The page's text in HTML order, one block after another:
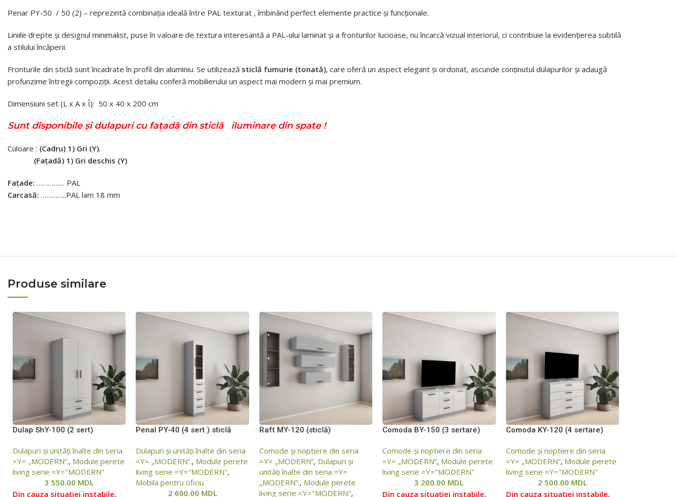
Penar PY-50 / 50 (2) – reprezintă combinația ideală între PAL texturat , îmbinând perfect elemente practice și funcționale.
Liniile drepte și designul minimalist, puse în valoare de textura interesantă a PAL-ului laminat și a fronturilor lucioase, nu încarcă vizual interiorul, ci contribuie la evidențierea subtilă
a stilului încăperii.
Fronturile din sticlă sunt încadrate în profil din aluminiu. Se utilizează sticlă fumurie (tonată), care oferă un aspect elegant și ordonat, ascunde conținutul dulapurilor și adaugă
profunzime întregii compoziții. Acest detaliu conferă mobilierului un aspect mai modern și mai premium.
Dimensiuni set (L x A x Î): 50 x 40 x 200 cm
Sunt disponibile și dulapuri cu fațadă din sticlă iluminare din spate !
Culoare : (Cadru) 1) Gri (Y).
(Fațadă) 1) Gri deschis (Y)
Fațade: …………… PAL
Carcasă: …………..PAL lam 18 mm
Produse similare
Dulap ShY-100 (2 sert)
Dulapuri și unități înalte din seria
=Y= „MODERN”., Module perete
living serie =Y="MODERN"
3 550.00 MDL
Din cauza situației instabile,
Penal РY-40 (4 sert.) sticlă
Dulapuri și unități înalte din seria
=Y= „MODERN”., Module perete
living serie =Y="MODERN",
Mobila pentru oficiu
2 600.00 MDL
Raft МY-120 (sticlă)
Comode și noptiere din seria
=Y= „MODERN”, Dulapuri și
unități înalte din seria =Y=
„MODERN”., Module perete
living serie =Y="MODERN",
Comoda ВY-150 (3 sertare)
Comode și noptiere din seria
=Y= „MODERN”, Module perete
living serie =Y="MODERN"
3 200.00 MDL
Din cauza situației instabile,
Comoda KY-120 (4 sertare)
Comode și noptiere din seria
=Y= „MODERN”, Module perete
living serie =Y="MODERN"
2 500.00 MDL
Din cauza situației instabile,